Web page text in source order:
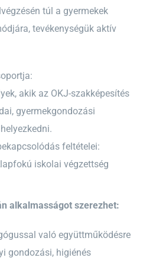
túl a gyermekek
tevékenységük aktív
akik az OKJ-szakképesítés
gyermekgondozási
feltételei:
iskolai végzettség
alkalmasságot szerezhet:
való együttműködésre
gondozási, higiénés